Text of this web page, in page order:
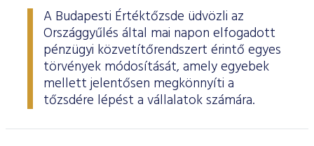
A Budapesti Értéktőzsde üdvözli az
Országgyűlés által mai napon elfogadott
pénzügyi közvetítőrendszert érintő egyes
törvények módosítását, amely egyebek
mellett jelentősen megkönnyíti a
tőzsdére lépést a vállalatok számára.